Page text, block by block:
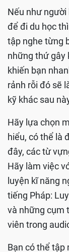
Nếu như
để đi du học
tập nghe từng
những thứ gây
khiến bạn
rảnh rỗi đó sẽ
kỹ khác sau
Hãy lựa chọn
hiểu, có thể là
đây, các từ
Hãy làm việc
luyện kĩ năng
tiếng Pháp:
và những cụm
viên trong
Bạn có thể tập